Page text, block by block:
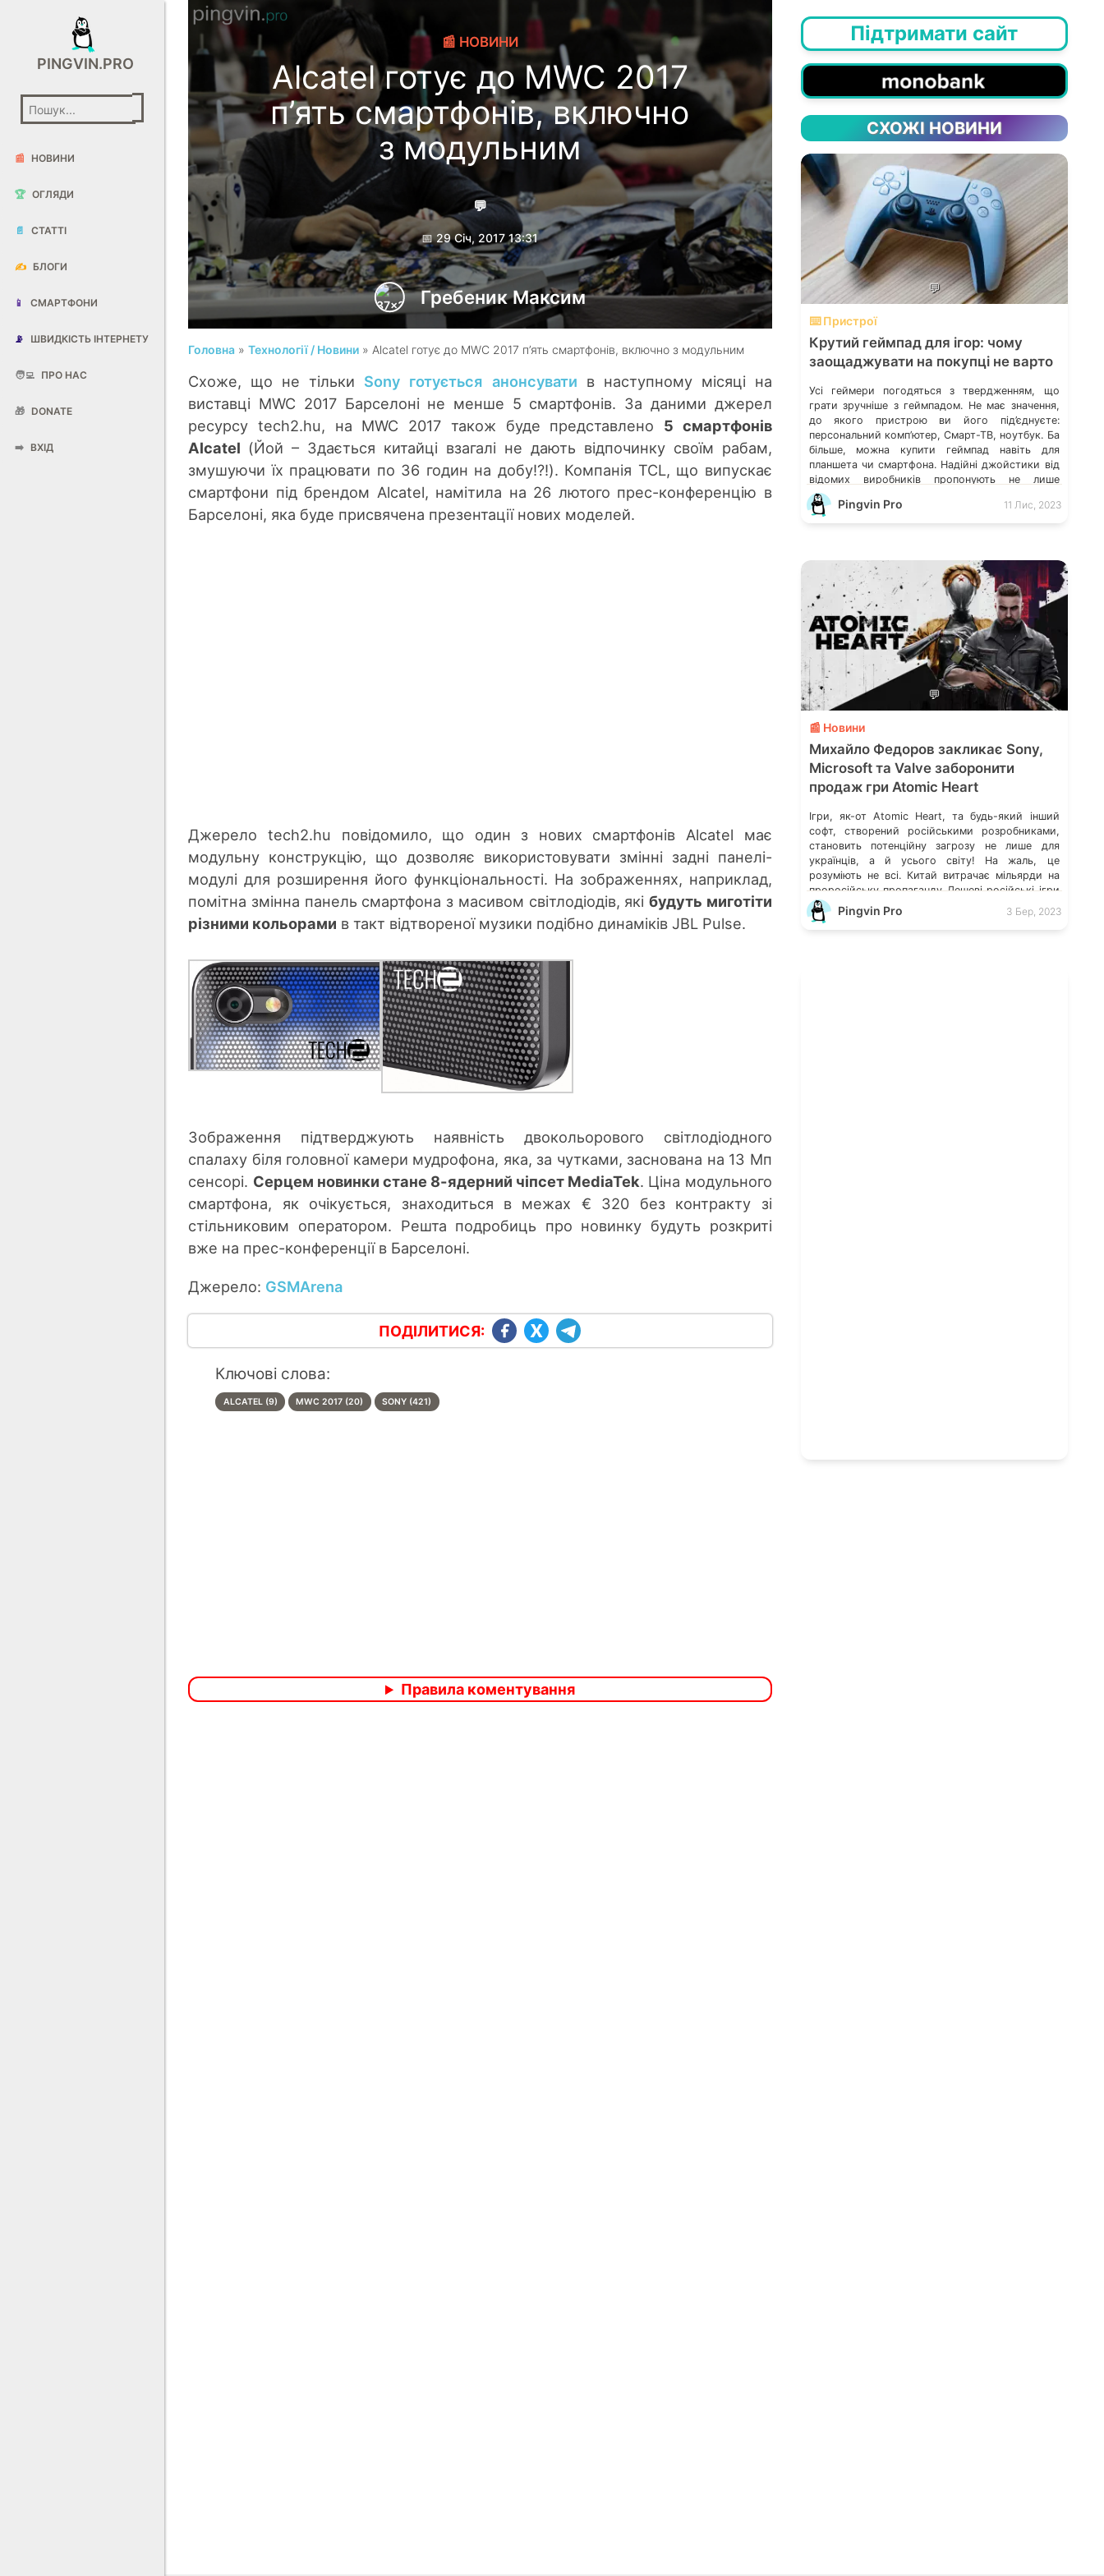
PINGVIN.PRO
📰 НОВИНИ
🏆 ОГЛЯДИ
📄 СТАТТІ
✍️ БЛОГИ
📱 СМАРТФОНИ
📡 ШВИДКІСТЬ ІНТЕРНЕТУ
🧑‍💻 ПРО НАС
🎁 DONATE
➡️ ВХІД
📰 НОВИНИ
Alcatel готує до MWC 2017
п’ять смартфонів, включно
з модульним
💬
📅 29 Січ, 2017 13:31
Гребеник Максим
Головна »Технології / Новини » Alcatel готує до MWC 2017 п’ять смартфонів, включно з модульним
Схоже, що не тільки Sony готується анонсувати в наступному місяці на
виставці MWC 2017 Барселоні не менше 5 смартфонів. За даними джерел
ресурсу tech2.hu, на MWC 2017 також буде представлено 5 смартфонів
Alcatel (Йой – Здається китайці взагалі не дають відпочинку своїм рабам,
змушуючи їх працювати по 36 годин на добу!?!). Компанія TCL, що випускає
смартфони під брендом Alcatel, намітила на 26 лютого прес-конференцію в
Барселоні, яка буде присвячена презентації нових моделей.
Джерело tech2.hu повідомило, що один з нових смартфонів Alcatel має
модульну конструкцію, що дозволяє використовувати змінні задні панелі-
модулі для розширення його функціональності. На зображеннях, наприклад,
помітна змінна панель смартфона з масивом світлодіодів, які будуть миготіти
різними кольорами в такт відтвореної музики подібно динаміків JBL Pulse.
Зображення підтверджують наявність двокольорового світлодіодного
спалаху біля головної камери мудрофона, яка, за чутками, заснована на 13 Мп
сенсорі. Серцем новинки стане 8-ядерний чіпсет MediaTek. Ціна модульного
смартфона, як очікується, знаходиться в межах € 320 без контракту зі
стільниковим оператором. Решта подробиць про новинку будуть розкриті
вже на прес-конференції в Барселоні.
Джерело: GSMArena
ПОДІЛИТИСЯ:
Ключові слова:
ALCATEL (9) MWC 2017 (20) SONY (421)
Правила коментування
Підтримати сайт
СХОЖІ НОВИНИ
💬
⌨️ Пристрої
Крутий геймпад для ігор: чому
заощаджувати на покупці не варто
Усі геймери погодяться з твердженням, що
грати зручніше з геймпадом. Не має значення,
до якого пристрою ви його під’єднуєте:
персональний комп’ютер, Смарт-ТВ, ноутбук. Ба
більше, можна купити геймпад навіть для
планшета чи смартфона. Надійні джойстики від
відомих виробників пропонують не лише
швидку реакцію, а й багато цікавого
функціоналу. Втім, нерідко покупці
Pingvin Pro 11 Лис, 2023
💬
📰 Новини
Михайло Федоров закликає Sony,
Microsoft та Valve заборонити
продаж гри Atomic Heart
Ігри, як-от Atomic Heart, та будь-який інший
софт, створений російськими розробниками,
становить потенційну загрозу не лише для
українців, а й усього світу! На жаль, це
розуміють не всі. Китай витрачає мільярди на
проросійську пропаганду Дешеві російські ігри
в Epic Games створюють загрозу для світу Kick
the Pu: нова пригодницька антистрес-гра від
Pingvin Pro 3 Бер, 2023